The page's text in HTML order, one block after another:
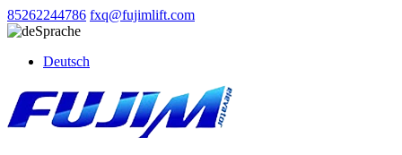
85262244786 fxq@fujimlift.com
Sprache
Deutsch